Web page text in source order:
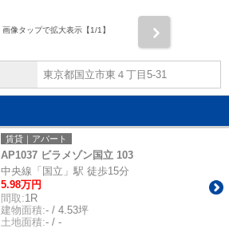
画像タップで拡大表示【1/1】
東京都国立市東４丁目5-31
賃貸｜アパート
AP1037 ビラメゾン国立 103
中央線「国立」駅 徒歩15分
5.98万円
間取:1R
建物面積:- / 4.53坪
土地面積:- / -